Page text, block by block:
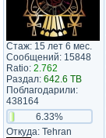
Стаж: 15 лет 6 мес.
Сообщений: 15848
Ratio: 2.762
Раздал: 642.6 TB
Поблагодарили:
438164
6.33%
Откуда: Tehran